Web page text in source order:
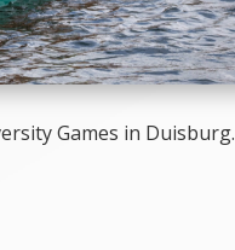
Games in Duisburg.